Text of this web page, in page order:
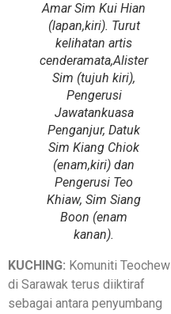
Amar Sim Kui Hian
(lapan,kiri). Turut
kelihatan artis
cenderamata,Alister
Sim (tujuh kiri),
Pengerusi
Jawatankuasa
Penganjur, Datuk
Sim Kiang Chiok
(enam,kiri) dan
Pengerusi Teo
Khiaw, Sim Siang
Boon (enam
kanan).
KUCHING: Komuniti Teochew
di Sarawak terus diiktiraf
sebagai antara penyumbang